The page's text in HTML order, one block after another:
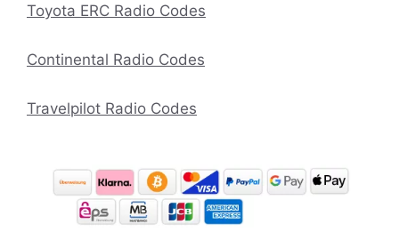
Toyota ERC Radio Codes
Continental Radio Codes
Travelpilot Radio Codes